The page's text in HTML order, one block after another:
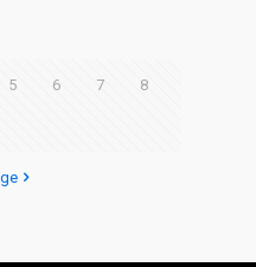
5 6 7 8